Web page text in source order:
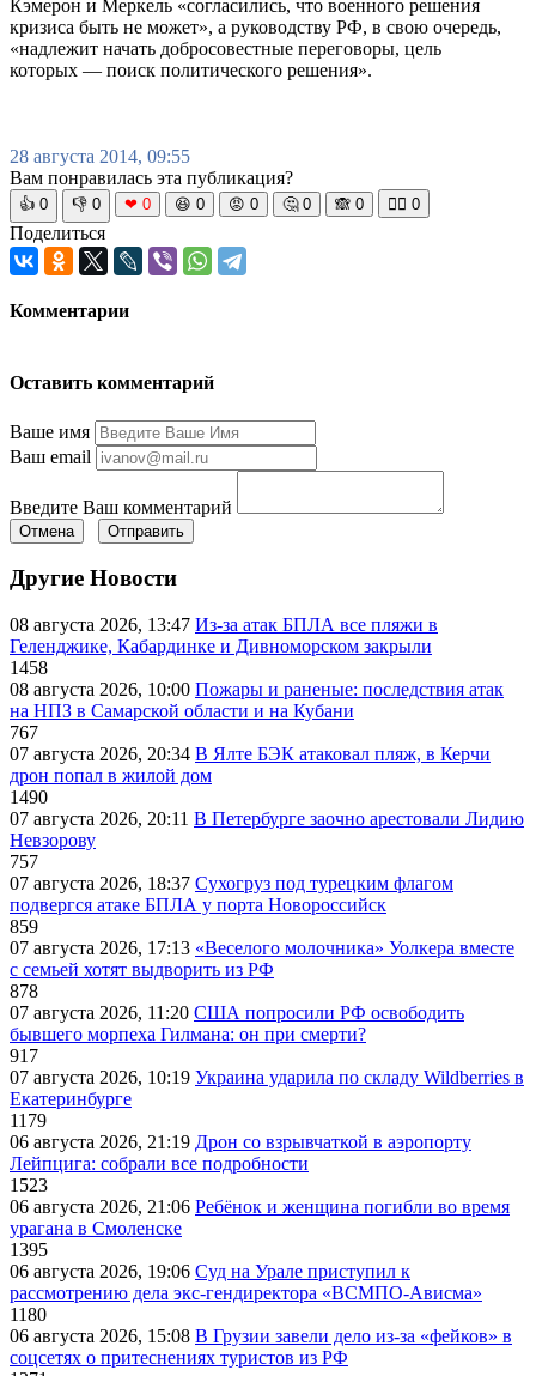
Кэмерон и Меркель «согласились, что военного решения
кризиса быть не может», а руководству РФ, в свою очередь,
«надлежит начать добросовестные переговоры, цель
которых — поиск политического решения».
28 августа 2014, 09:55
Вам понравилась эта публикация?
👍 0 👎 0 ❤ 0 😆 0 😡 0 🤔 0 🙈 0 🧘‍♀️ 0
Поделиться
Комментарии
Оставить комментарий
Ваше имя
Ваш email
Введите Ваш комментарий
Отмена Отправить
Другие Новости
08 августа 2026, 13:47 Из-за атак БПЛА все пляжи в
Геленджике, Кабардинке и Дивноморском закрыли
1458
08 августа 2026, 10:00 Пожары и раненые: последствия атак
на НПЗ в Самарской области и на Кубани
767
07 августа 2026, 20:34 В Ялте БЭК атаковал пляж, в Керчи
дрон попал в жилой дом
1490
07 августа 2026, 20:11 В Петербурге заочно арестовали Лидию
Невзорову
757
07 августа 2026, 18:37 Сухогруз под турецким флагом
подвергся атаке БПЛА у порта Новороссийск
859
07 августа 2026, 17:13 «Веселого молочника» Уолкера вместе
с семьей хотят выдворить из РФ
878
07 августа 2026, 11:20 США попросили РФ освободить
бывшего морпеха Гилмана: он при смерти?
917
07 августа 2026, 10:19 Украина ударила по складу Wildberries в
Екатеринбурге
1179
06 августа 2026, 21:19 Дрон со взрывчаткой в аэропорту
Лейпцига: собрали все подробности
1523
06 августа 2026, 21:06 Ребёнок и женщина погибли во время
урагана в Смоленске
1395
06 августа 2026, 19:06 Суд на Урале приступил к
рассмотрению дела экс-гендиректора «ВСМПО-Ависма»
1180
06 августа 2026, 15:08 В Грузии завели дело из-за «фейков» в
соцсетях о притеснениях туристов из РФ